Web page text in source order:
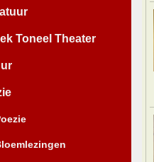
Toneel Theater